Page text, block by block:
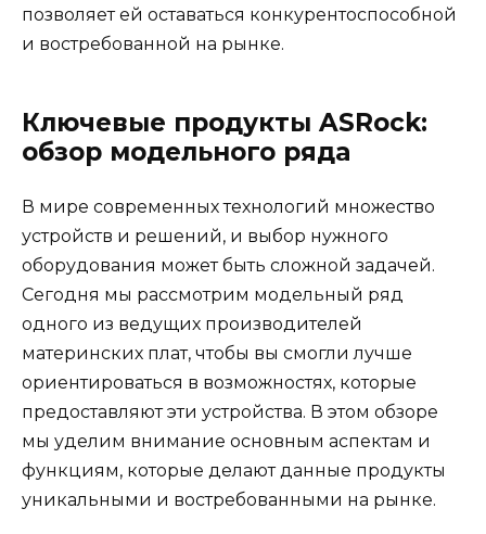
позволяет ей оставаться конкурентоспособной
и востребованной на рынке.
Ключевые продукты ASRock:
обзор модельного ряда
В мире современных технологий множество
устройств и решений, и выбор нужного
оборудования может быть сложной задачей.
Сегодня мы рассмотрим модельный ряд
одного из ведущих производителей
материнских плат, чтобы вы смогли лучше
ориентироваться в возможностях, которые
предоставляют эти устройства. В этом обзоре
мы уделим внимание основным аспектам и
функциям, которые делают данные продукты
уникальными и востребованными на рынке.